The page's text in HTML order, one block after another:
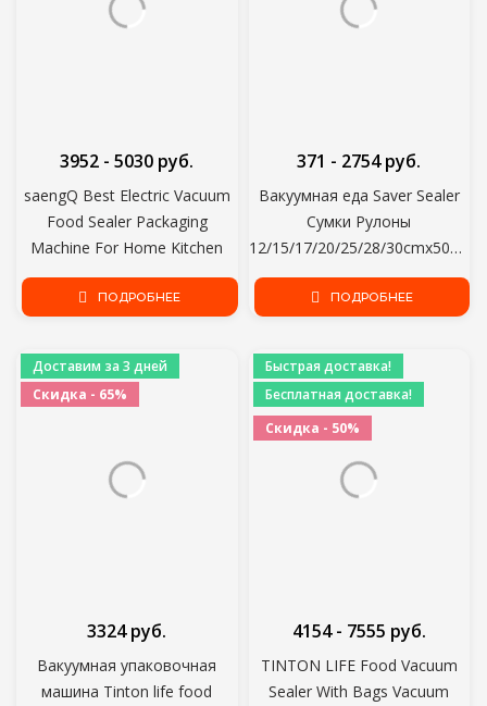
saengQ Best Electric Vacuum
Food Sealer Packaging
Machine For Home Kitchen
Food Saver Bags Commercial
Vacuum Food Sealing
3952 - 5030 руб.
ПОДРОБНЕЕ
Вакуумная еда Saver Sealer
Сумки Рулоны
12/15/17/20/25/28/30cmx500cm
Sous Vide Хранения
Упаковочный мешок для
Орехов
371 - 2754 руб.
ПОДРОБНЕЕ
Доставим за 3 дней
Скидка - 65%
Вакуумная упаковочная
машина Tinton life food
3324 руб.
Быстрая доставка!
Бесплатная доставка!
Скидка - 50%
TINTON LIFE Food Vacuum
Sealer With Bags Vacuum
4154 - 7555 руб.